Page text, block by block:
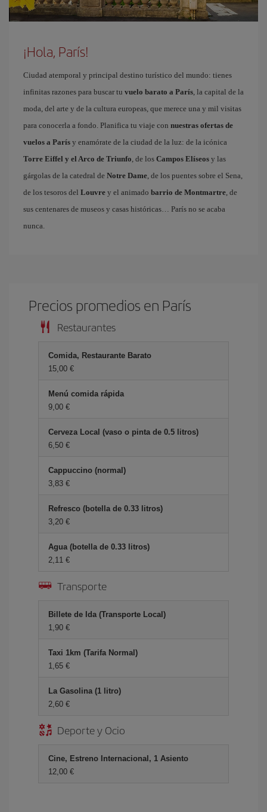
¡Hola, París!
Ciudad atemporal y principal destino turístico del mundo: tienes
infinitas razones para buscar tu vuelo barato a París, la capital de la
moda, del arte y de la cultura europeas, que merece una y mil visitas
para conocerla a fondo. Planifica tu viaje con nuestras ofertas de
vuelos a París y enamórate de la ciudad de la luz: de la icónica
Torre Eiffel y el Arco de Triunfo, de los Campos Elíseos y las
gárgolas de la catedral de Notre Dame, de los puentes sobre el Sena,
de los tesoros del Louvre y el animado barrio de Montmartre, de
sus centenares de museos y casas históricas… París no se acaba
nunca.
Precios promedios en París
Restaurantes
Comida, Restaurante Barato
15,00 €
Menú comida rápida
9,00 €
Cerveza Local (vaso o pinta de 0.5 litros)
6,50 €
Cappuccino (normal)
3,83 €
Refresco (botella de 0.33 litros)
3,20 €
Agua (botella de 0.33 litros)
2,11 €
Transporte
Billete de Ida (Transporte Local)
1,90 €
Taxi 1km (Tarifa Normal)
1,65 €
La Gasolina (1 litro)
2,60 €
Deporte y Ocio
Cine, Estreno Internacional, 1 Asiento
12,00 €